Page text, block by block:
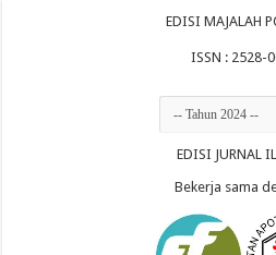
EDISI MAJALAH
ISSN : 2528-
EDISI JURNAL
Bekerja sama